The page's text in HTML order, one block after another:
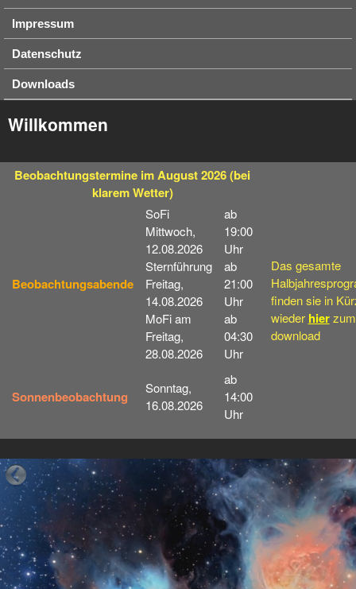
Impressum
Datenschutz
Downloads
Willkommen
Beobachtungstermine im August 2026(bei
klarem Wetter)
Beobachtungsabende
SoFi
Mittwoch,
12.08.2026
Sternführung
Freitag,
14.08.2026
MoFi am
Freitag,
28.08.2026
ab
19:00
Uhr
ab
21:00
Uhr
ab
04:30
Uhr
Sonnenbeobachtung
Sonntag,
16.08.2026
ab
14:00
Uhr
Das gesamte
finden sie in
wieder hierzum
download